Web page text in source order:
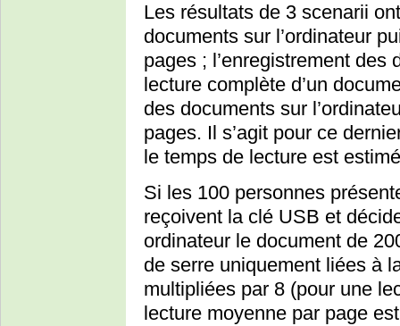
Les résultats de 3 scenarii
documents sur l’ordinateur
pages ; l’enregistrement des
lecture complète d’un
des documents sur
pages. Il s’agit pour ce
le temps de lecture est
Si les 100 personnes
reçoivent la clé USB et
ordinateur le document de
de serre uniquement liées à
multipliées par 8 (pour une
lecture moyenne par page